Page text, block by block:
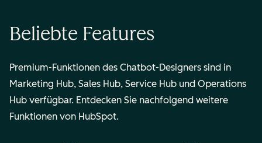
Beliebte Features
Premium-Funktionen des Chatbot-Designers sind in
Marketing Hub, Sales Hub, Service Hub und Operations
Hub verfügbar. Entdecken Sie nachfolgend weitere
Funktionen von HubSpot.